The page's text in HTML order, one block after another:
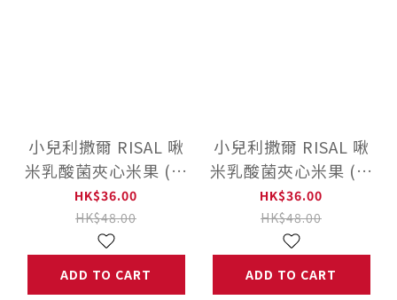
小兒利撒爾 RISAL 啾
米乳酸菌夾心米果 (蛋
味)
HK$36.00
HK$48.00
ADD TO CART
小兒利撒爾 RISAL 啾
米乳酸菌夾心米果 (葡
萄)
HK$36.00
HK$48.00
ADD TO CART